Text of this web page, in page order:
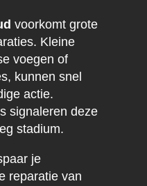
voorkomt grote
Kleine
voegen of
kunnen snel
actie.
signaleren deze
stadium.
je
reparatie van